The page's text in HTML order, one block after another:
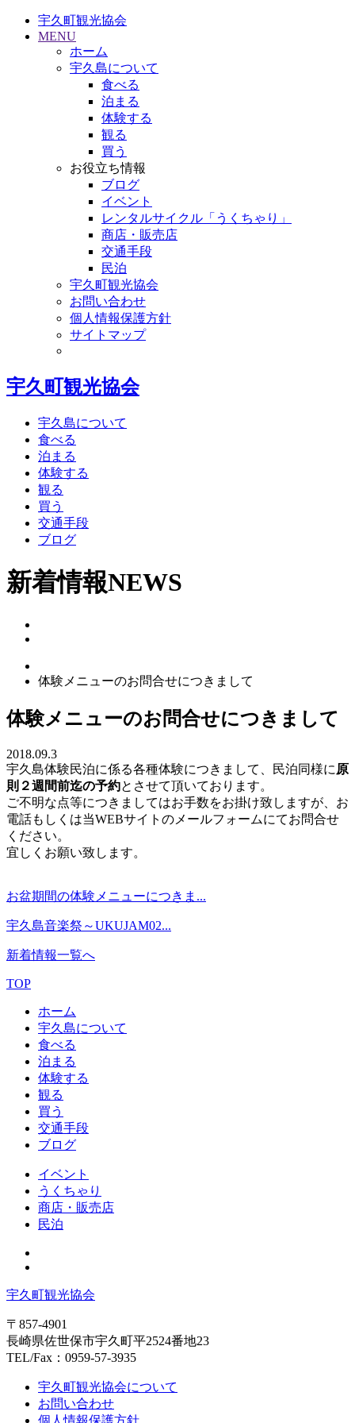
宇久町観光協会
MENU
ホーム
宇久島について
食べる
泊まる
体験する
観る
買う
お役立ち情報
ブログ
イベント
レンタルサイクル「うくちゃり」
商店・販売店
交通手段
民泊
宇久町観光協会
お問い合わせ
個人情報保護方針
サイトマップ
宇久町観光協会
宇久島について
食べる
泊まる
体験する
観る
買う
交通手段
ブログ
新着情報NEWS
体験メニューのお問合せにつきまして
体験メニューのお問合せにつきまして
2018.09.3
宇久島体験民泊に係る各種体験につきまして、民泊同様に 原
則２週間前迄の予約とさせて頂いております。
ご不明な点等につきましてはお手数をお掛け致しますが、お
電話もしくは当WEBサイトのメールフォームにてお問合せ
ください。
宜しくお願い致します。
お盆期間の体験メニューにつきま...
宇久島音楽祭～UKUJAM02...
新着情報一覧へ
TOP
ホーム
宇久島について
食べる
泊まる
体験する
観る
買う
交通手段
ブログ
イベント
うくちゃり
商店・販売店
民泊
宇久町観光協会
〒857-4901
長崎県佐世保市宇久町平2524番地23
TEL/Fax：0959-57-3935
宇久町観光協会について
お問い合わせ
個人情報保護方針